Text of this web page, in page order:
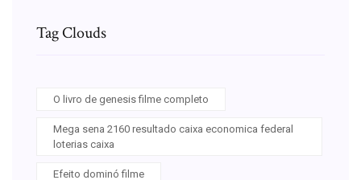
Tag Clouds
O livro de genesis filme completo
Mega sena 2160 resultado caixa economica federal
loterias caixa
Efeito dominó filme